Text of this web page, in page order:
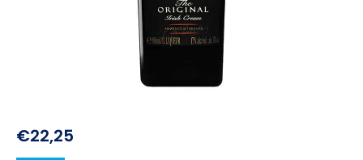
€22,25